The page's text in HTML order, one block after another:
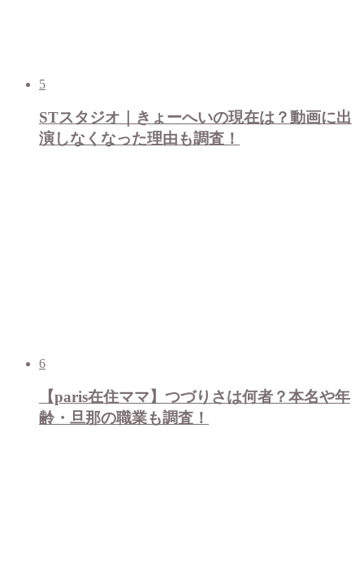
5
STスタジオ｜きょーへいの現在は？動画に出
演しなくなった理由も調査！
6
【paris在住ママ】つづりさは何者？本名や年
齢・旦那の職業も調査！